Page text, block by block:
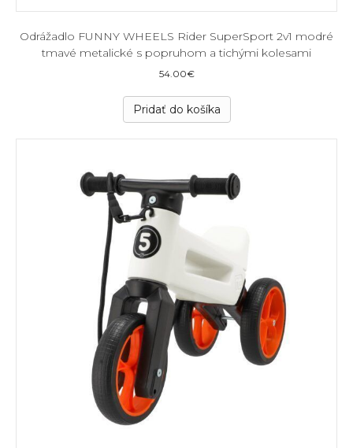
Odrážadlo FUNNY WHEELS Rider SuperSport 2v1 modré
tmavé metalické s popruhom a tichými kolesami
54.00€
Pridať do košíka